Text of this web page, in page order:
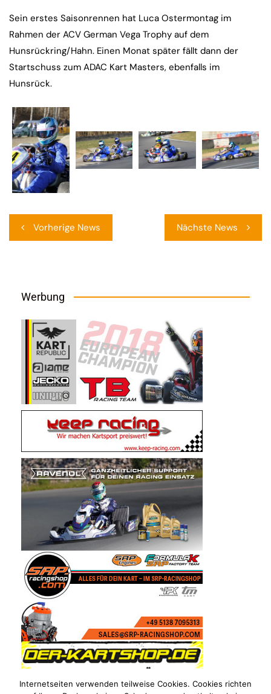
Sein erstes Saisonrennen hat Luca Ostermontag im
Rahmen der ACV German Vega Trophy auf dem
Hunsrückring/Hahn. Einen Monat später fällt dann der
Startschuss zum ADAC Kart Masters, ebenfalls im
Hunsrück.
Vorherige News Nächste News
Werbung
Internetseiten verwenden teilweise Cookies. Cookies richten